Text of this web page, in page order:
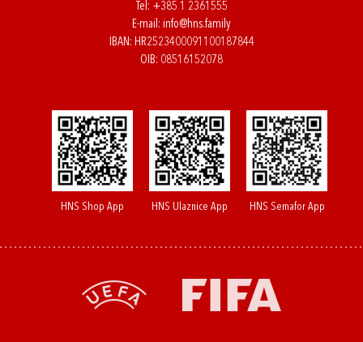
Tel: +385 1 2361555
E-mail: info@hns.family
IBAN: HR2523400091100187844
OIB: 08516152078
HNS Shop App HNS Ulaznice App HNS Semafor App